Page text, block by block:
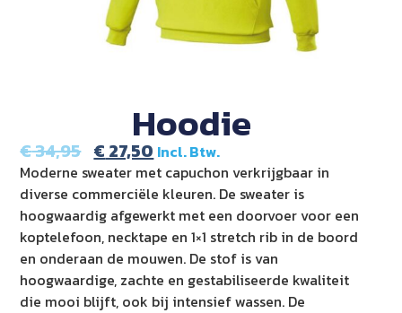
Hoodie
€34,95 € 27,50 Incl. Btw.
Moderne sweater met capuchon verkrijgbaar in
diverse commerciële kleuren. De sweater is
hoogwaardig afgewerkt met een doorvoer voor een
koptelefoon, necktape en 1×1 stretch rib in de boord
en onderaan de mouwen. De stof is van
hoogwaardige, zachte en gestabiliseerde kwaliteit
die mooi blijft, ook bij intensief wassen. De